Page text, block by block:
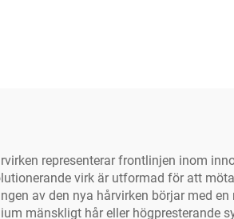
representerar frontlinjen inom
virk är utformad för att
av den nya hårvirken börjar med
mänskligt hår eller högpresterande